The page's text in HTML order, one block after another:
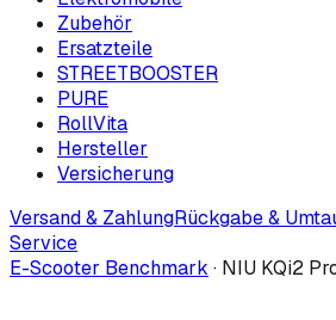
Zubehör
Ersatzteile
STREETBOOSTER
PURE
RollVita
Hersteller
Versicherung
Versand & ZahlungRückgabe &
Service
E-Scooter Benchmark · NIU KQi2